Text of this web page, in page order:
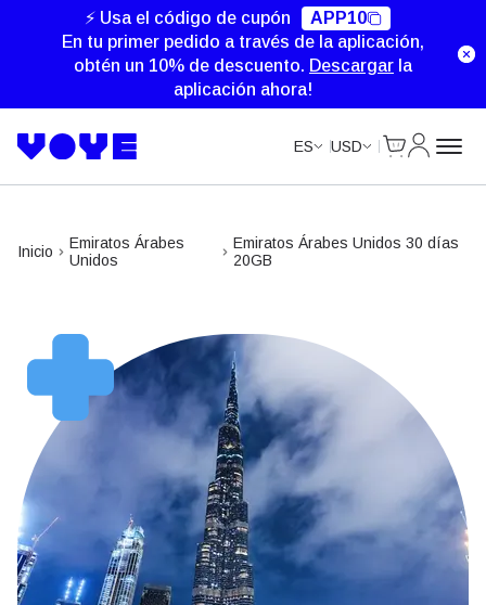
⚡ Usa el código de cupón
APP10
En tu primer pedido a través de la aplicación,
obtén un 10% de descuento. Descargar la
aplicación ahora!
ES USD
Inicio
Emiratos Árabes
Unidos
Emiratos Árabes Unidos 30 días
20GB